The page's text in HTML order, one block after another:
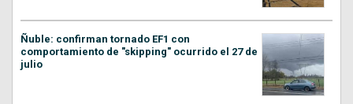
Ñuble: confirman tornado EF1 con
comportamiento de "skipping" ocurrido el 27 de
julio